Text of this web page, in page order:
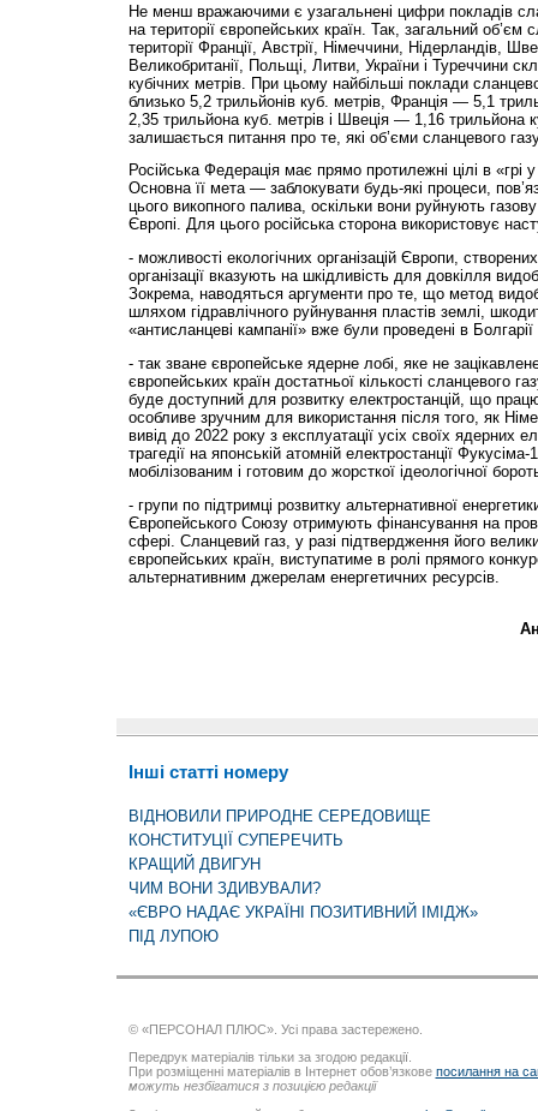
Не менш вражаючими є узагальнені цифри покладів
на території європейських країн. Так, загальний об’єм
території Франції, Австрії, Німеччини, Нідерландів,
Великобританії, Польщі, Литви, України і Туреччини
кубічних метрів. При цьому найбільші поклади
близько 5,2 трильйонів куб. метрів, Франція — 5,1
2,35 трильйона куб. метрів і Швеція — 1,16 трильйона
залишається питання про те, які об’єми сланцевого
Російська Федерація має прямо протилежні цілі в «грі
Основна її мета — заблокувати будь-які процеси,
цього викопного палива, оскільки вони руйнують
Європі. Для цього російська сторона використовує
- можливості екологічних організацій Європи,
організації вказують на шкідливість для довкілля
Зокрема, наводяться аргументи про те, що метод
шляхом гідравлічного руйнування пластів землі,
«антисланцеві кампанії» вже були проведені в
- так зване європейське ядерне лобі, яке не
європейських країн достатньої кількості сланцевого
буде доступний для розвитку електростанцій, що
особливе зручним для використання після того, як
вивід до 2022 року з експлуатації усіх своїх ядерних
трагедії на японській атомній електростанції
мобілізованим і готовим до жорсткої ідеологічної
- групи по підтримці розвитку альтернативної
Європейського Союзу отримують фінансування на
сфері. Сланцевий газ, у разі підтвердження його
європейських країн, виступатиме в ролі прямого
альтернативним джерелам енергетичних ресурсів.
Інші статті номеру
ВІДНОВИЛИ ПРИРОДНЕ СЕРЕДОВИЩЕ
КОНСТИТУЦІЇ СУПЕРЕЧИТЬ
КРАЩИЙ ДВИГУН
ЧИМ ВОНИ ЗДИВУВАЛИ?
«ЄВРО НАДАЄ УКРАЇНІ ПОЗИТИВНИЙ ІМІДЖ»
ПІД ЛУПОЮ
© «ПЕРСОНАЛ ПЛЮС». Усі права застережено.
Передрук матеріалів тільки за згодою редакції.
При розміщенні матеріалів в Інтернет обов’язкове посилання на
можуть незбігатися з позицією редакції